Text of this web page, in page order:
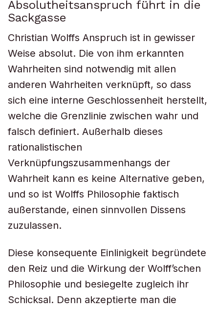
Absolutheitsanspruch führt in die
Sackgasse
Christian Wolffs Anspruch ist in gewisser
Weise absolut. Die von ihm erkannten
Wahrheiten sind notwendig mit allen
anderen Wahrheiten verknüpft, so dass
sich eine interne Geschlossenheit herstellt,
welche die Grenzlinie zwischen wahr und
falsch definiert. Außerhalb dieses
rationalistischen
Verknüpfungszusammenhangs der
Wahrheit kann es keine Alternative geben,
und so ist Wolffs Philosophie faktisch
außerstande, einen sinnvollen Dissens
zuzulassen.
Diese konsequente Einlinigkeit begründete
den Reiz und die Wirkung der Wolff’schen
Philosophie und besiegelte zugleich ihr
Schicksal. Denn akzeptierte man die